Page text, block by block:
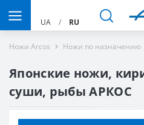
UA / RU
Ножи Arcos Ножи по назначению
Японские ножи,
суши, рыбы АРКОС